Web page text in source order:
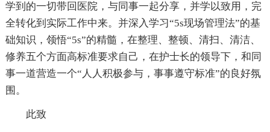
学到的一切带回医院，与同事一起分享，并学以致用，完
全转化到实际工作中来。并深入学习“5s现场管理法”的基
础知识，领悟“5s”的精髓，在整理、整顿、清扫、清洁、
修养五个方面高标准要求自己，在护士长的领导下，和同
事一道营造一个“人人积极参与，事事遵守标准”的良好氛
围。
此致